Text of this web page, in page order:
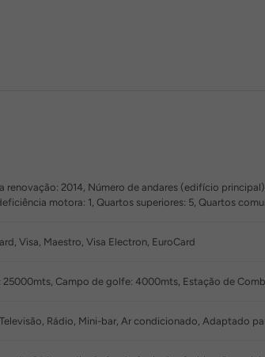
2014, Número de andares (edifício
motora: 1, Quartos superiores: 5, Quartos
Visa, Maestro, Visa Electron, EuroCard
Campo de golfe: 4000mts, Estação de
Rádio, Mini-bar, Ar condicionado, Adaptado